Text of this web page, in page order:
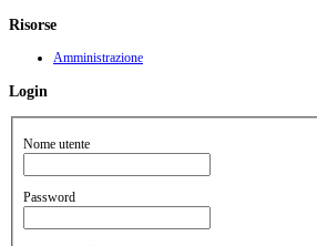
Risorse
Amministrazione
Login
Nome utente
Password